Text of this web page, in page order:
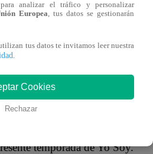
2018
temporada de Yo Soy.
analizar el tráfico y personalizar
Europea, tus datos se gestionarán
tus datos te invitamos leer nuestra
.
Cookies
Rechazar